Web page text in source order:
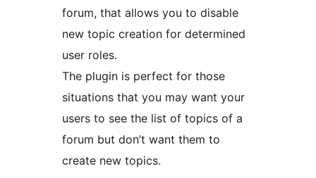
forum, that allows you to disable
new topic creation for determined
user roles.
The plugin is perfect for those
situations that you may want your
users to see the list of topics of a
forum but don’t want them to
create new topics.